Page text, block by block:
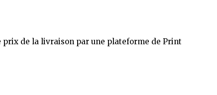
prix de la livraison par une plateforme de Print